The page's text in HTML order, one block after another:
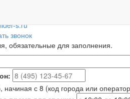
s.ru
звонок
обязательные для заполнения.
с 8 (код города или